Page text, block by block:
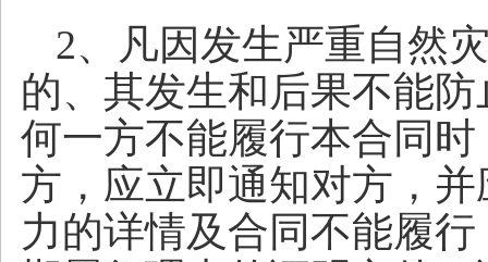
2、凡因发生严重自然
的、其发生和后果不能
何一方不能履行本合同
方，应立即通知对方，
力的详情及合同不能履